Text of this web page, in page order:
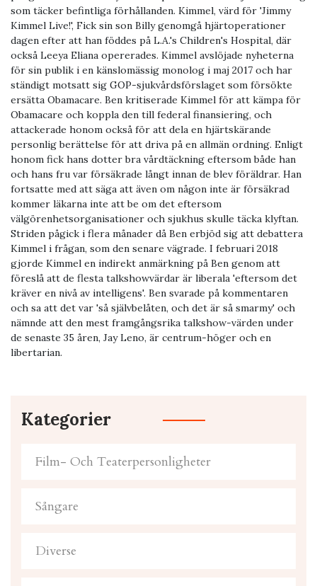
som täcker befintliga förhållanden. Kimmel, värd för 'Jimmy
Kimmel Live!', Fick sin son Billy genomgå hjärtoperationer
dagen efter att han föddes på L.A.'s Children's Hospital, där
också Leeya Eliana opererades. Kimmel avslöjade nyheterna
för sin publik i en känslomässig monolog i maj 2017 och har
ständigt motsatt sig GOP-sjukvårdsförslaget som försökte
ersätta Obamacare. Ben kritiserade Kimmel för att kämpa för
Obamacare och koppla den till federal finansiering, och
attackerade honom också för att dela en hjärtskärande
personlig berättelse för att driva på en allmän ordning. Enligt
honom fick hans dotter bra vårdtäckning eftersom både han
och hans fru var försäkrade långt innan de blev föräldrar. Han
fortsatte med att säga att även om någon inte är försäkrad
kommer läkarna inte att be om det eftersom
välgörenhetsorganisationer och sjukhus skulle täcka klyftan.
Striden pågick i flera månader då Ben erbjöd sig att debattera
Kimmel i frågan, som den senare vägrade. I februari 2018
gjorde Kimmel en indirekt anmärkning på Ben genom att
föreslå att de flesta talkshowvärdar är liberala 'eftersom det
kräver en nivå av intelligens'. Ben svarade på kommentaren
och sa att det var 'så självbelåten, och det är så smarmy' och
nämnde att den mest framgångsrika talkshow-värden under
de senaste 35 åren, Jay Leno, är centrum-höger och en
libertarian.
Kategorier
Film- Och Teaterpersonligheter
Sångare
Diverse